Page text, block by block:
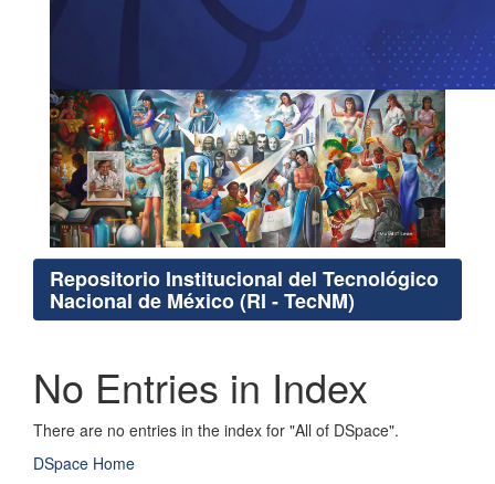
Repositorio Institucional del Tecnológico
Nacional de México (RI - TecNM)
No Entries in Index
There are no entries in the index for "All of DSpace".
DSpace Home